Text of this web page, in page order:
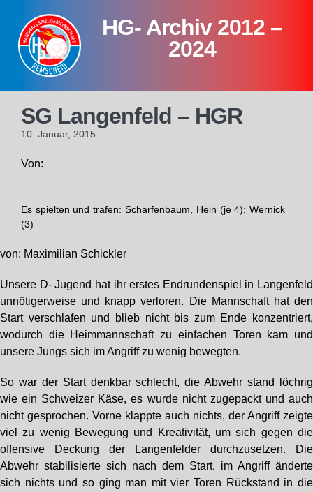
content
HG- Archiv 2012 –
2024
SG Langenfeld – HGR
10. Januar, 2015
Von:
Es spielten und trafen: Scharfenbaum, Hein (je 4); Wernick
(3)
von: Maximilian Schickler
Unsere D- Jugend hat ihr erstes Endrundenspiel in Langenfeld
unnötigerweise und knapp verloren. Die Mannschaft hat den
Start verschlafen und blieb nicht bis zum Ende konzentriert,
wodurch die Heimmannschaft zu einfachen Toren kam und
unsere Jungs sich im Angriff zu wenig bewegten.
So war der Start denkbar schlecht, die Abwehr stand löchrig
wie ein Schweizer Käse, es wurde nicht zugepackt und auch
nicht gesprochen. Vorne klappte auch nichts, der Angriff zeigte
viel zu wenig Bewegung und Kreativität, um sich gegen die
offensive Deckung der Langenfelder durchzusetzen. Die
Abwehr stabilisierte sich nach dem Start, im Angriff änderte
sich nichts und so ging man mit vier Toren Rückstand in die